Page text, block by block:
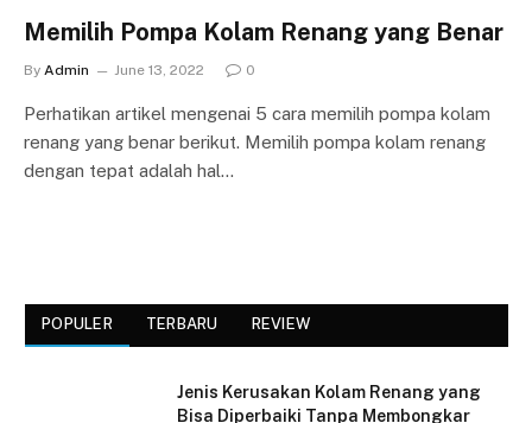
Memilih Pompa Kolam Renang yang Benar
By Admin June 13, 2022 0
Perhatikan artikel mengenai 5 cara memilih pompa kolam
renang yang benar berikut. Memilih pompa kolam renang
dengan tepat adalah hal…
POPULER TERBARU REVIEW
Jenis Kerusakan Kolam Renang yang
Bisa Diperbaiki Tanpa Membongkar